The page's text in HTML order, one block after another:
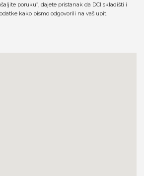
poruku”, dajete pristanak da DCI skladišti i
kako bismo odgovorili na vaš upit.